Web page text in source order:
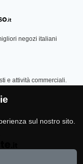
negozi italiani
e attività commerciali.
certificato Google
sul nostro sito.